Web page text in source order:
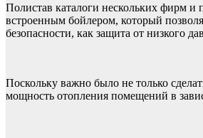
Полистав каталоги нескольких фирм и
встроенным бойлером, который
безопасности, как защита от низкого
Поскольку важно было не только
мощность отопления помещений в